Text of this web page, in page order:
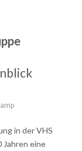
in der VHS
Jahren eine